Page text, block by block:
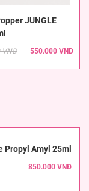
JUNGLE
VNĐ 550.000 VNĐ
Propyl Amyl 25ml
850.000 VNĐ